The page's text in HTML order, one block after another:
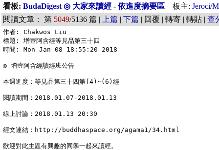
看板: BudaDigest ◎ 大家來讀經 - 依進度摘要區 板主: Jeroci/
閱讀文章： 第 5049/5136 篇 | 上篇 | 下篇 | 回覆 | 轉寄 | 轉貼 | 查
作者: Chakwos Liu
標題: 增壹阿含經等見品第三十四
時間: Mon Jan 08 18:55:20 2018
◎ 增壹阿含經讀經班公告
本週進度：等見品第三十四第(4)~(6)經
閱讀期間：2018.01.07-2018.01.13
線上討論：2018.01.13 20:30
經文連結：http://buddhaspace.org/agama1/34.html
歡迎對此主題有興趣的同學一起來讀經。